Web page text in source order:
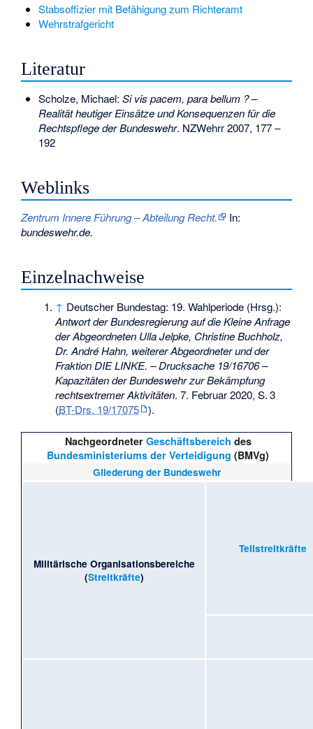
Stabsoffizier mit Befähigung zum Richteramt
Wehrstrafgericht
Literatur
Scholze, Michael: Si vis pacem, para bellum ? –
Realität heutiger Einsätze und Konsequenzen für die
Rechtspflege der Bundeswehr. NZWehrr 2007, 177 –
192
Weblinks
Zentrum Innere Führung – Abteilung Recht.
In:
bundeswehr.de.
Einzelnachweise
↑ Deutscher Bundestag: 19. Wahlperiode (Hrsg.):
Antwort der Bundesregierung auf die Kleine Anfrage
der Abgeordneten Ulla Jelpke, Christine Buchholz,
Dr. André Hahn, weiterer Abgeordneter und der
Fraktion DIE LINKE. – Drucksache 19/16706 –
Kapazitäten der Bundeswehr zur Bekämpfung
rechtsextremer Aktivitäten. 7. Februar 2020,S.3
(BT-Drs. 19/17075 ).
Nachgeordneter Geschäftsbereich des
Bundesministeriums der Verteidigung (BMVg)
Gliederung der Bundeswehr
Militärische Organisationsbereiche
(Streitkräfte)
Teilstreitkräfte